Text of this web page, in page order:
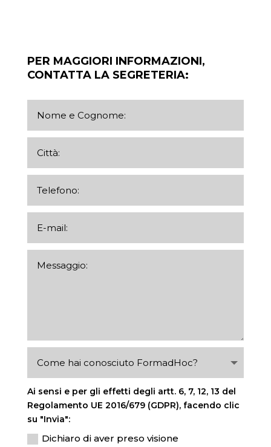
PER MAGGIORI INFORMAZIONI,
CONTATTA LA SEGRETERIA:
Ai sensi e per gli effetti degli artt. 6, 7, 12, 13 del
Regolamento UE 2016/679 (GDPR), facendo clic
su "Invia":
Dichiaro di aver preso visione